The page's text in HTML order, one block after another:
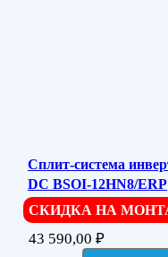
Сплит-система
DC BSOI-12HN8/ERP
СКИДКА НА
43 590,00 ₽